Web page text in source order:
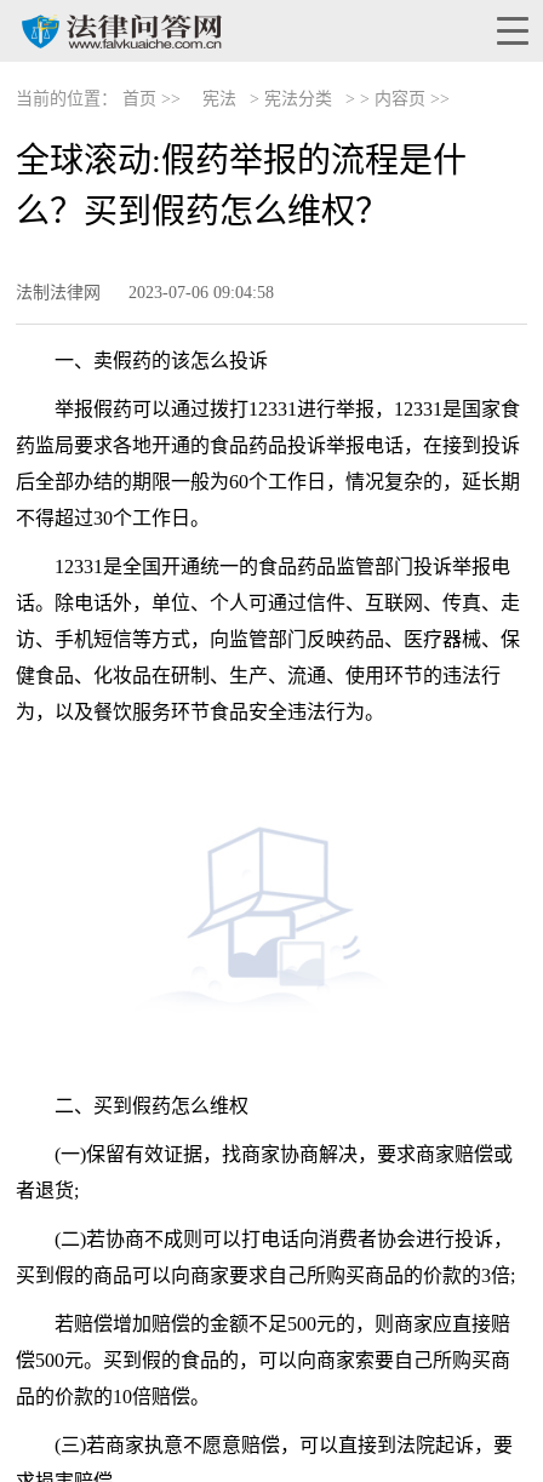
当前的位置： 首页 >> 宪法 > 宪法分类 > > 内容页 >>
全球滚动:假药举报的流程是什
么？买到假药怎么维权？
法制法律网 2023-07-06 09:04:58
一、卖假药的该怎么投诉
举报假药可以通过拨打12331进行举报，12331是国家食
药监局要求各地开通的食品药品投诉举报电话，在接到投诉
后全部办结的期限一般为60个工作日，情况复杂的，延长期
不得超过30个工作日。
12331是全国开通统一的食品药品监管部门投诉举报电
话。除电话外，单位、个人可通过信件、互联网、传真、走
访、手机短信等方式，向监管部门反映药品、医疗器械、保
健食品、化妆品在研制、生产、流通、使用环节的违法行
为，以及餐饮服务环节食品安全违法行为。
二、买到假药怎么维权
(一)保留有效证据，找商家协商解决，要求商家赔偿或
者退货;
(二)若协商不成则可以打电话向消费者协会进行投诉，
买到假的商品可以向商家要求自己所购买商品的价款的3倍;
若赔偿增加赔偿的金额不足500元的，则商家应直接赔
偿500元。买到假的食品的，可以向商家索要自己所购买商
品的价款的10倍赔偿。
(三)若商家执意不愿意赔偿，可以直接到法院起诉，要